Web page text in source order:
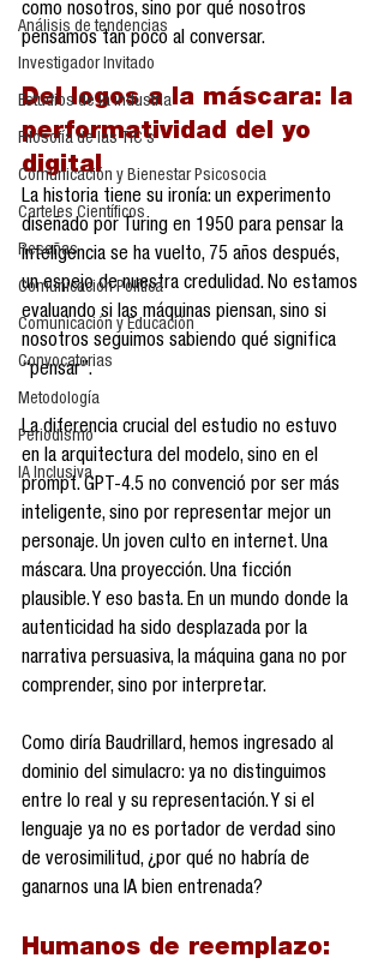
Análisis de tendencias
Investigador Invitado
Estudios de la industria
Filosofía de las TIC´s
Comunicación y Bienestar Psicosocia
Carteles Científicos
Reseñas
Comunicación Política
Comunicación y Educación
Convocatorias
Metodología
Periodismo
IA Inclusiva
como nosotros, sino por qué nosotros
pensamos tan poco al conversar.
Del logos a la máscara: la
performatividad del yo
digital
La historia tiene su ironía: un experimento
diseñado por Turing en 1950 para pensar la
inteligencia se ha vuelto, 75 años después,
un espejo de nuestra credulidad. No estamos
evaluando si las máquinas piensan, sino si
nosotros seguimos sabiendo qué significa
“pensar”.
La diferencia crucial del estudio no estuvo
en la arquitectura del modelo, sino en el
prompt. GPT-4.5 no convenció por ser más
inteligente, sino por representar mejor un
personaje. Un joven culto en internet. Una
máscara. Una proyección. Una ficción
plausible. Y eso basta. En un mundo donde la
autenticidad ha sido desplazada por la
narrativa persuasiva, la máquina gana no por
comprender, sino por interpretar.
Como diría Baudrillard, hemos ingresado al
dominio del simulacro: ya no distinguimos
entre lo real y su representación. Y si el
lenguaje ya no es portador de verdad sino
de verosimilitud, ¿por qué no habría de
ganarnos una IA bien entrenada?
Humanos de reemplazo: